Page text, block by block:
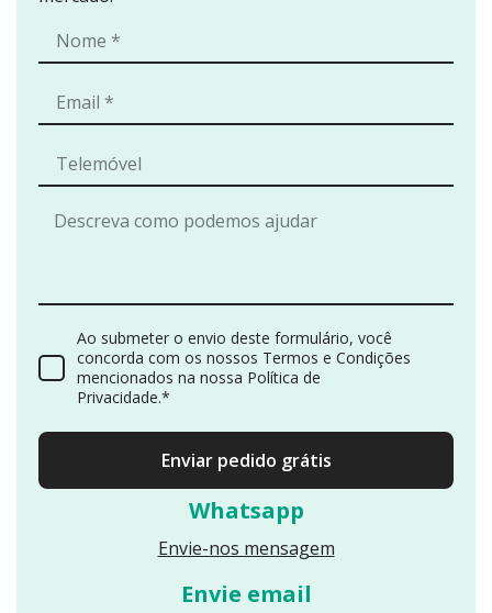
Whatsapp
Envie-nos mensagem
Envie email
Ao submeter o envio deste formulário, você
concorda com os nossos Termos e Condições
mencionados na nossa Política de
Privacidade.*
Enviar pedido grátis